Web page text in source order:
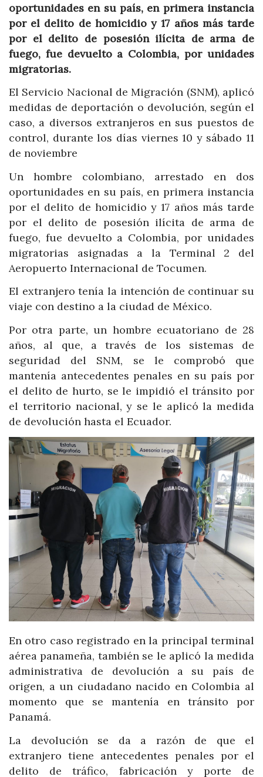
oportunidades en su país, en primera instancia
por el delito de homicidio y 17 años más tarde
por el delito de posesión ilícita de arma de
fuego, fue devuelto a Colombia, por unidades
migratorias.
El Servicio Nacional de Migración (SNM), aplicó
medidas de deportación o devolución, según el
caso, a diversos extranjeros en sus puestos de
control, durante los días viernes 10 y sábado 11
de noviembre
Un hombre colombiano, arrestado en dos
oportunidades en su país, en primera instancia
por el delito de homicidio y 17 años más tarde
por el delito de posesión ilícita de arma de
fuego, fue devuelto a Colombia, por unidades
migratorias asignadas a la Terminal 2 del
Aeropuerto Internacional de Tocumen.
El extranjero tenía la intención de continuar su
viaje con destino a la ciudad de México.
Por otra parte, un hombre ecuatoriano de 28
años, al que, a través de los sistemas de
seguridad del SNM, se le comprobó que
mantenía antecedentes penales en su país por
el delito de hurto, se le impidió el tránsito por
el territorio nacional, y se le aplicó la medida
de devolución hasta el Ecuador.
En otro caso registrado en la principal terminal
aérea panameña, también se le aplicó la medida
administrativa de devolución a su país de
origen, a un ciudadano nacido en Colombia al
momento que se mantenía en tránsito por
Panamá.
La devolución se da a razón de que el
extranjero tiene antecedentes penales por el
delito de tráfico, fabricación y porte de